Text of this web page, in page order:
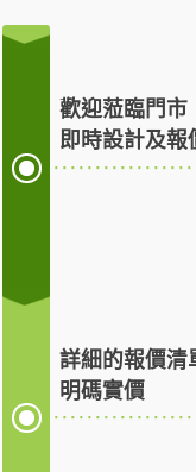
歡迎蒞臨門市
即時設計及報
詳細的報價清
明碼實價